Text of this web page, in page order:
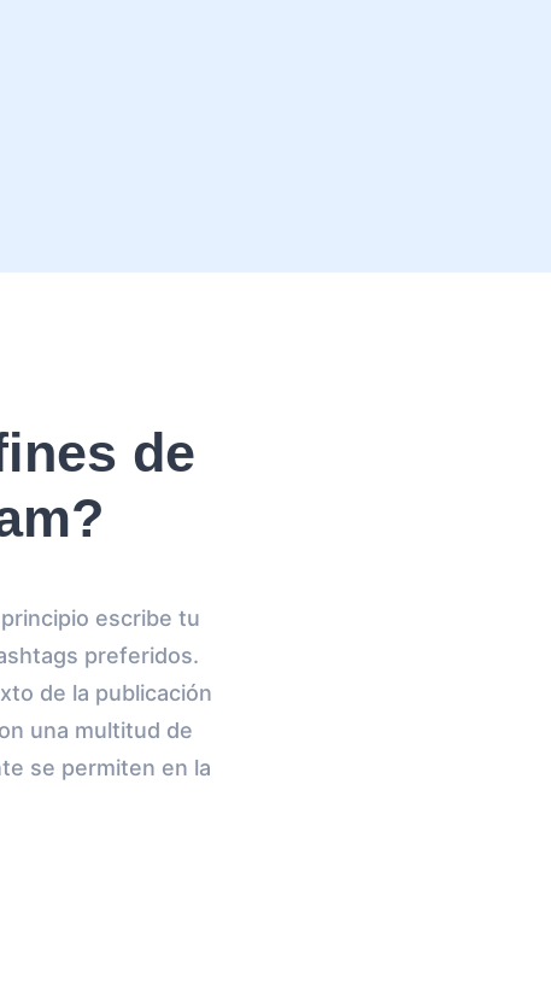
de
escribe tu
preferidos.
de la publicación
una multitud de
se permiten en la